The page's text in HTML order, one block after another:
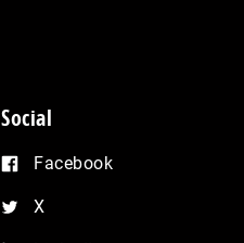
Social
Facebook
X